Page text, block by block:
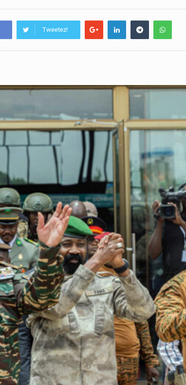
Tweetez!